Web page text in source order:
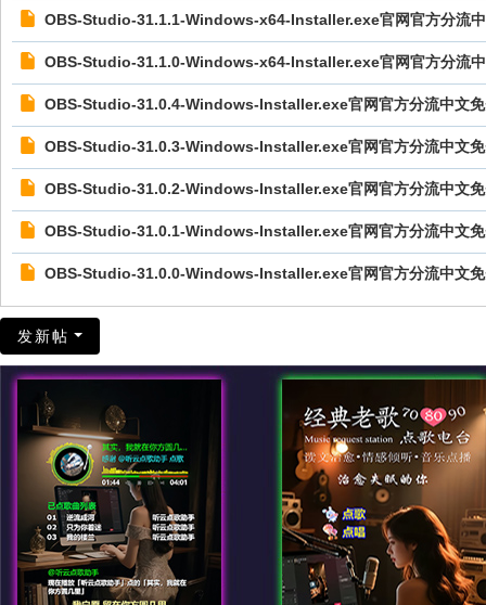
OBS-Studio-31.1.1-Windows-x64-Installer.exe官网官方分流
OBS-Studio-31.1.0-Windows-x64-Installer.exe官网官方分流
OBS-Studio-31.0.4-Windows-Installer.exe官网官方分流中文免
OBS-Studio-31.0.3-Windows-Installer.exe官网官方分流中文免
OBS-Studio-31.0.2-Windows-Installer.exe官网官方分流中文免
OBS-Studio-31.0.1-Windows-Installer.exe官网官方分流中文免
OBS-Studio-31.0.0-Windows-Installer.exe官网官方分流中文免
发新帖